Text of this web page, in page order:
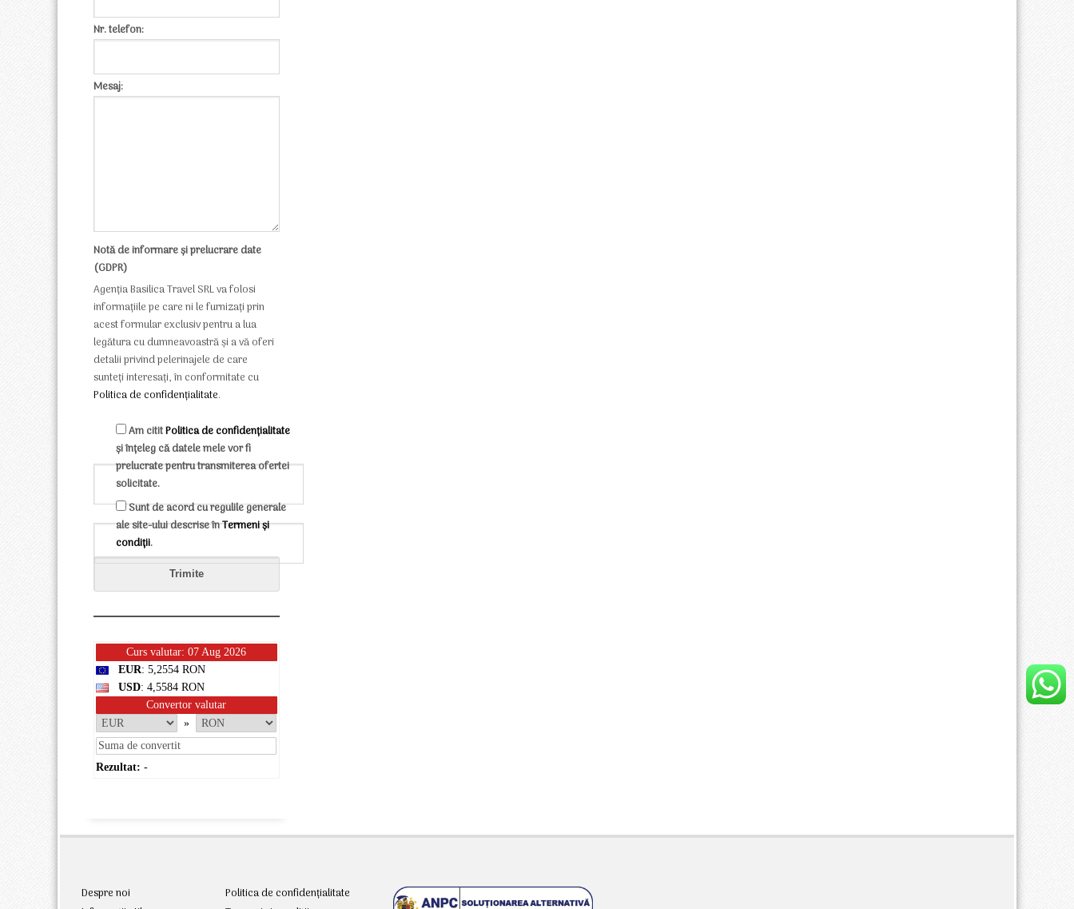
Nr. telefon:
Mesaj:
Notă de informare și prelucrare date
(GDPR)
Agenția Basilica Travel SRL va folosi
informațiile pe care ni le furnizați prin
acest formular exclusiv pentru a lua
legătura cu dumneavoastră și a vă oferi
detalii privind pelerinajele de care
sunteți interesați, în conformitate cu
Politica de confidențialitate.
Am cititPolitica de confidențialitate
și înțeleg că datele mele vor fi
prelucrate pentru transmiterea ofertei
solicitate.
Sunt de acord cu regulile generale
ale site-ului descrise înTermeni și
condiții.
Curs valutar: 07 Aug 2026
EUR: 5,2554 RON
USD: 4,5584 RON
Convertor valutar
»
Rezultat: -
Despre noi
Politica de confidențialitate